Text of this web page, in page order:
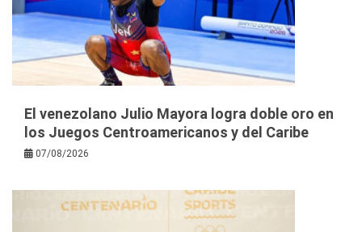
El venezolano Julio Mayora logra doble oro en
los Juegos Centroamericanos y del Caribe
07/08/2026